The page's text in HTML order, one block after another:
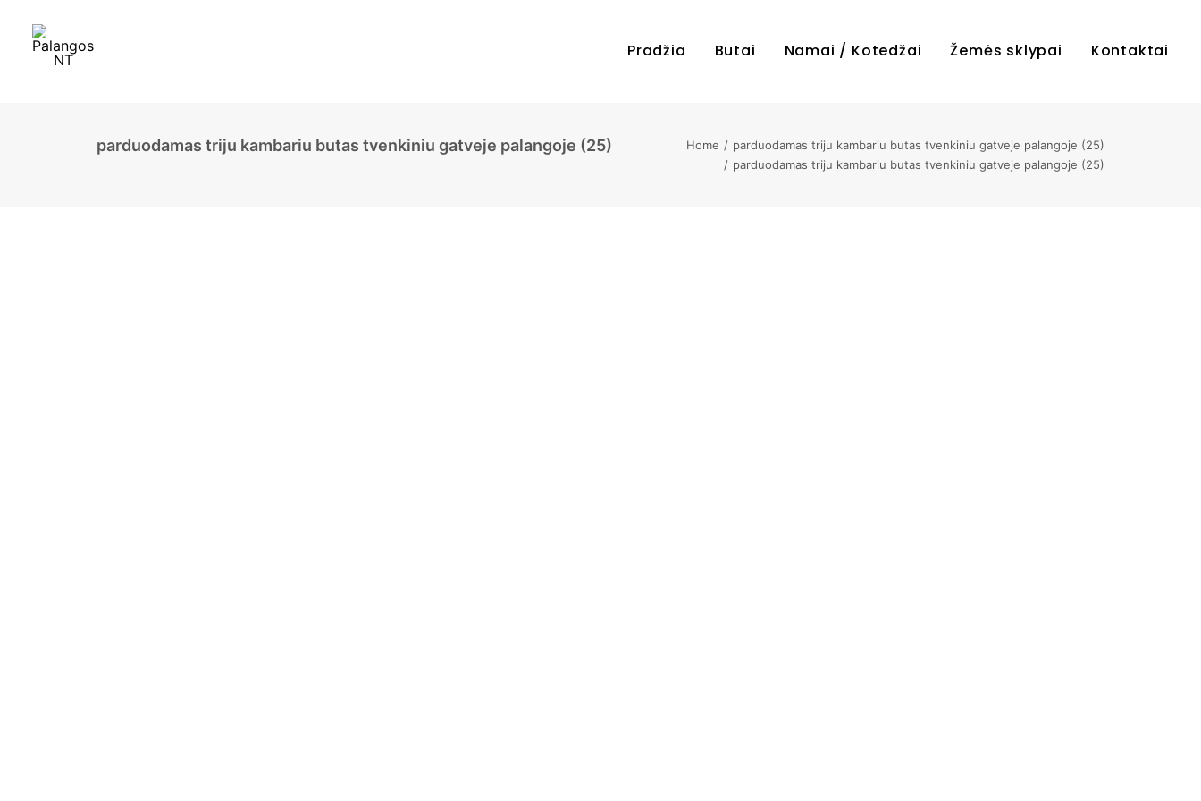
Pradžia Butai Namai / Kotedžai Žemės sklypai Kontaktai
parduodamas triju kambariu butas tvenkiniu gatveje palangoje (25) Home
parduodamas triju kambariu butas tvenkiniu gatveje palangoje (25)
parduodamas triju kambariu butas tvenkiniu gatveje palangoje (25)